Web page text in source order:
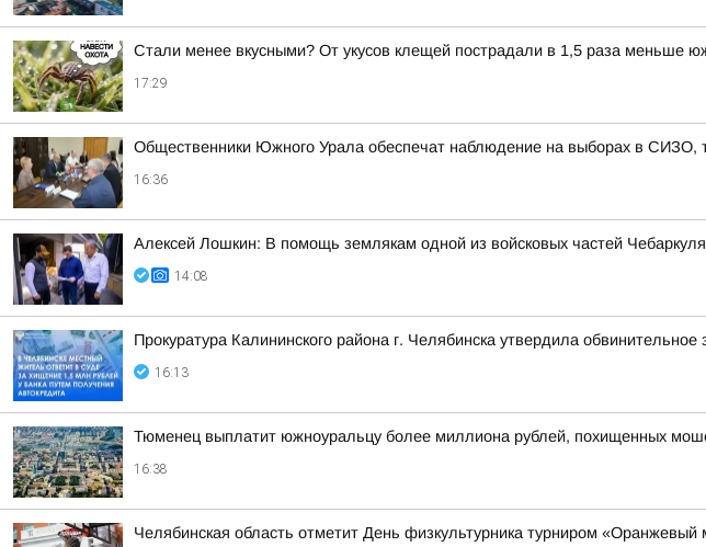
Стали менее вкусными? От укусов клещей пострадали в 1,5 раза меньше
17:29
Общественники Южного Урала обеспечат наблюдение на выборах в СИЗО,
16:36
Алексей Лошкин: В помощь землякам одной из войсковых частей
14:08
Прокуратура Калининского района г. Челябинска утвердила
16:13
Тюменец выплатит южноуральцу более миллиона рублей, похищенных
16:38
Челябинская область отметит День физкультурника турниром «Оранжевый